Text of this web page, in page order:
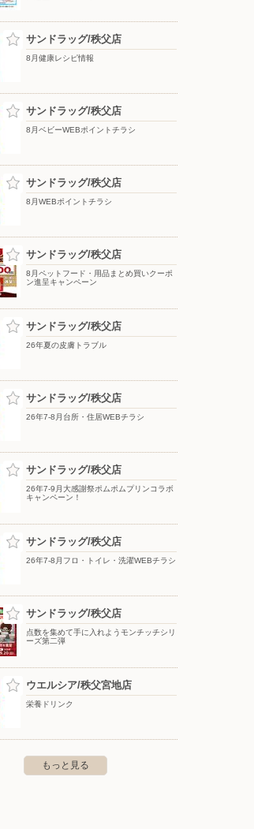
西松屋チェーン/秩父店
サンドラッグ/秩父店
8月健康レシピ情報
サンドラッグ/秩父店
8月ベビーWEBポイントチラシ
サンドラッグ/秩父店
8月WEBポイントチラシ
サンドラッグ/秩父店
8月ペットフード・用品まとめ買いクーポ
ン進呈キャンペーン
サンドラッグ/秩父店
26年夏の皮膚トラブル
サンドラッグ/秩父店
26年7-8月台所・住居WEBチラシ
サンドラッグ/秩父店
26年7-9月大感謝祭ポムポムプリンコラボ
キャンペーン！
サンドラッグ/秩父店
26年7-8月フロ・トイレ・洗濯WEBチラシ
サンドラッグ/秩父店
点数を集めて手に入れようモンチッチシリ
ーズ第二弾
ウエルシア/秩父宮地店
栄養ドリンク
もっと見る